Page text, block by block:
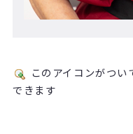
このアイコンがつ
できます